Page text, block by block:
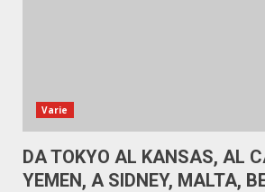
Varie
DA TOKYO AL KANSAS, AL
YEMEN, A SIDNEY, MALTA,